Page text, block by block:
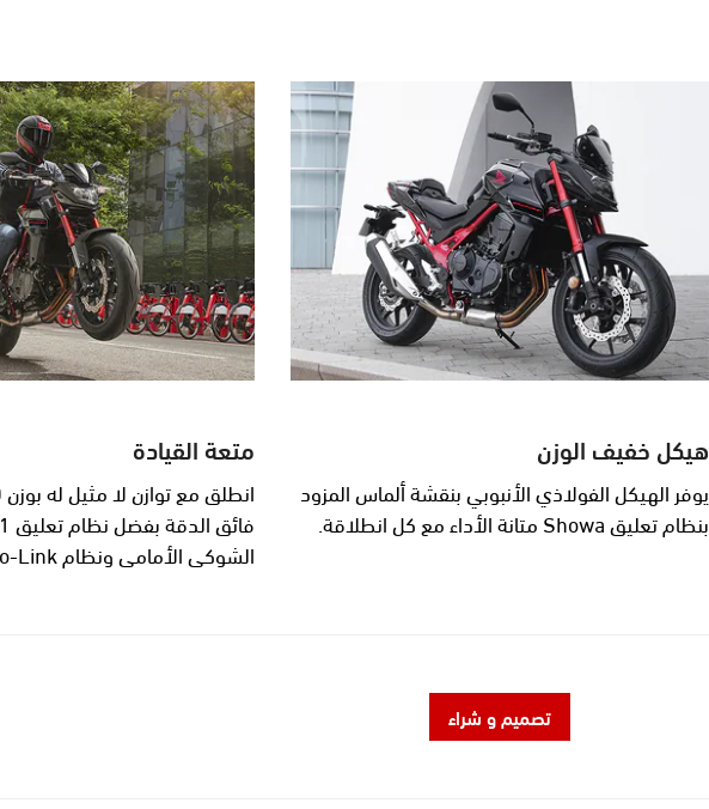
هيكل خفيف الوزن
يوفر الهيكل الفولاذي الأنبوبي بنقشة ألماس المزود
بنظام تعليق Showa متانة الأداء مع كل انطلاقة.
متعة القيادة
تصميم و شراء